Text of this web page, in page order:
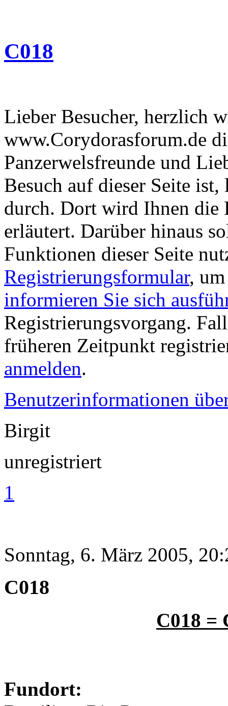
C018
Lieber Besucher, herzlich
www.Corydorasforum.de
Panzerwelsfreunde und
Besuch auf dieser Seite
durch. Dort wird Ihnen die
erläutert. Darüber hinaus
Funktionen dieser Seite
Registrierungsformular,
informieren Sie sich
Registrierungsvorgang.
früheren Zeitpunkt
anmelden.
Benutzerinformationen
Birgit
unregistriert
1
Sonntag, 6. März 2005,
C018
C018 =
Fundort: